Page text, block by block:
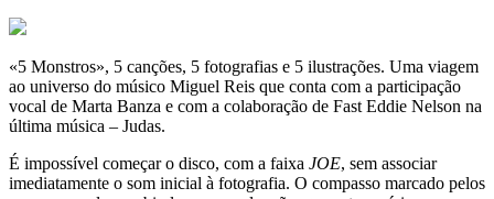
«5 Monstros», 5 canções, 5 fotografias e 5 ilustrações. Uma viagem
ao universo do músico Miguel Reis que conta com a participação
vocal de Marta Banza e com a colaboração de Fast Eddie Nelson na
última música – Judas.
É impossível começar o disco, com a faixa JOE, sem associar
imediatamente o som inicial à fotografia. O compasso marcado pelos